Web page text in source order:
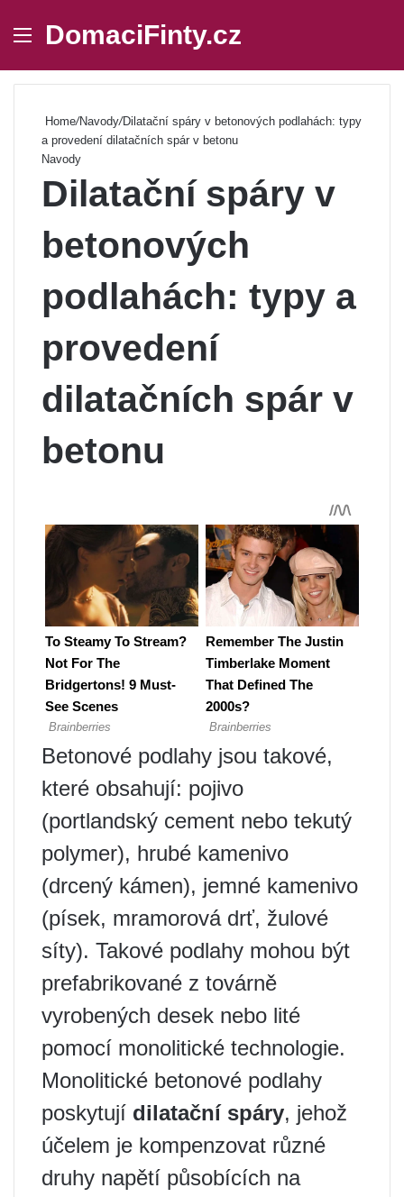
Menu
DomaciFinty.cz
Home/Navody/Dilatační spáry v betonových podlahách: typy
a provedení dilatačních spár v betonu
Navody
Dilatační spáry v
betonových
podlahách: typy a
provedení
dilatačních spár v
betonu
Betonové podlahy jsou takové,
které obsahují: pojivo
(portlandský cement nebo tekutý
polymer), hrubé kamenivo
(drcený kámen), jemné kamenivo
(písek, mramorová drť, žulové
síty). Takové podlahy mohou být
prefabrikované z továrně
vyrobených desek nebo lité
pomocí monolitické technologie.
Monolitické betonové podlahy
poskytují dilatační spáry, jehož
účelem je kompenzovat různé
druhy napětí působících na